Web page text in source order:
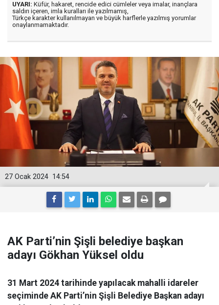
UYARI: Küfür, hakaret, rencide edici cümleler veya imalar, inançlara
saldırı içeren, imla kuralları ile yazılmamış,
Türkçe karakter kullanılmayan ve büyük harflerle yazılmış yorumlar
onaylanmamaktadır.
14:54
27 Ocak 2024
AK Parti’nin Şişli belediye başkan
adayı Gökhan Yüksel oldu
31 Mart 2024 tarihinde yapılacak mahalli idareler
seçiminde AK Parti’nin Şişli Belediye Başkan adayı